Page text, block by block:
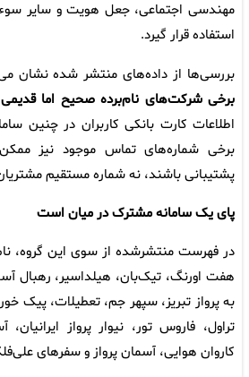
مهندسی اجتماعی، جعل هویت و سایر
استفاده قرار گیرد.
بررسی‌ها از داده‌های منتشر شده نشان
برخی شرکت‌های نام‌برده صحیح اما
اطلاعات کارت بانکی کاربران در چنین
برخی شماره‌های تماس موجود نیز
پشتیبانی باشند، نه شماره مستقیم
پای یک سامانه مشترک در میان است
در فهرست منتشرشده از سوی این گروه،
هفت اورنگ، تیک‌بان، هیلداسیر، رهبال
به پرواز تبریز، سپهر جم، تعطیلات، پیک
تراول، فاروس تور، نیوار پرواز
کاروان هوایی، آسمان پرواز و سفرهای